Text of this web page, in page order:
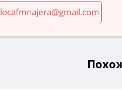
locafmnajera@gmail.com